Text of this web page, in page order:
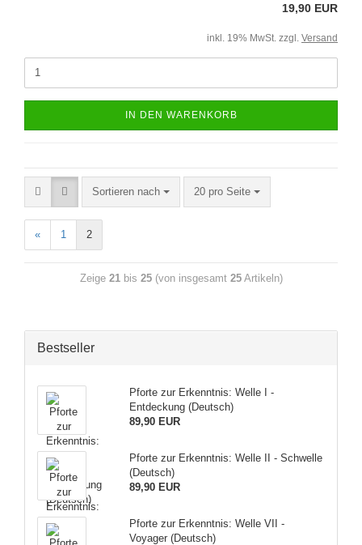
19,90 EUR
inkl. 19% MwSt. zzgl. Versand
IN DEN WARENKORB
Sortieren nach 20 pro Seite
« 1 2
Zeige 21bis 25(von insgesamt 25Artikeln)
Bestseller
Pforte zur Erkenntnis: Welle I -
Entdeckung (Deutsch)
89,90 EUR
Pforte zur Erkenntnis: Welle II - Schwelle
(Deutsch)
89,90 EUR
Pforte zur Erkenntnis: Welle VII -
Voyager (Deutsch)